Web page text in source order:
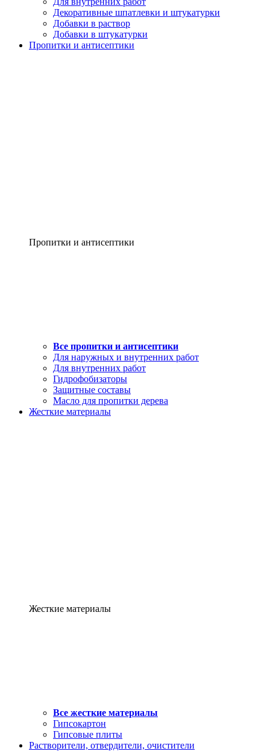
Декоративные шпатлевки и штукатурки
Добавки в раствор
Добавки в штукатурки
Пропитки и антисептики
Пропитки и антисептики
Все пропитки и антисептики
Для наружных и внутренних работ
Для внутренних работ
Гидрофобизаторы
Защитные составы
Масло для пропитки дерева
Жесткие материалы
Жесткие материалы
Все жесткие материалы
Гипсокартон
Гипсовые плиты
Растворители, отвердители, очистители